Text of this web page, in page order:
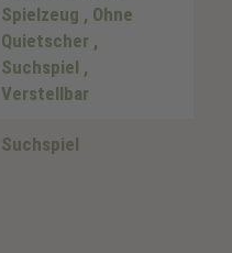
Spielzeug , Ohne
Quietscher ,
Suchspiel ,
Verstellbar
Suchspiel